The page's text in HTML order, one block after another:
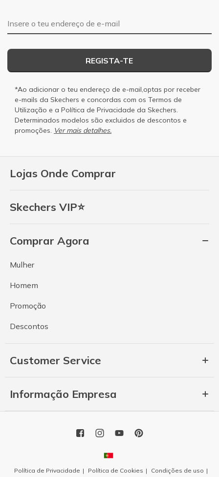
Lojas Onde Comprar
Skechers VIP⭐
Comprar Agora
Mulher
Homem
Promoção
Descontos
Customer Service
Informação Empresa
Endereço de e-mail
REGISTA-TE
*Ao adicionar o teu endereço de e-mail,optas por receber
e-mails da Skechers e concordas com os Termos de
Utilização e a Política de Privacidade da Skechers.
Determinados modelos são excluidos de descontos e
promoções. Ver mais detalhes.
Política de Privacidade Política de Cookies Condições de uso